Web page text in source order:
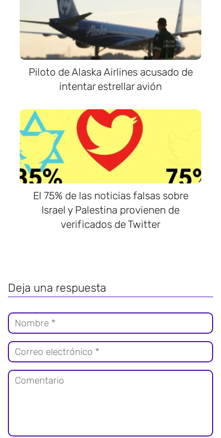
Piloto de Alaska Airlines acusado de
intentar estrellar avión
El 75% de las noticias falsas sobre
Israel y Palestina provienen de
verificados de Twitter
Deja una respuesta